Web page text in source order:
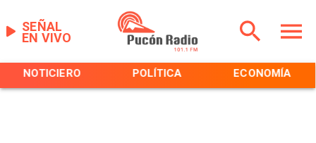
EN VIVO
SEÑAL
NOTICIERO POLÍTICA ECONOMÍA